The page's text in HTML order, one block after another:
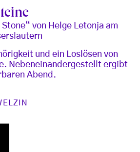
von Helge Letonja am
und ein Loslösen von
Nebeneinandergestellt ergibt
Abend.